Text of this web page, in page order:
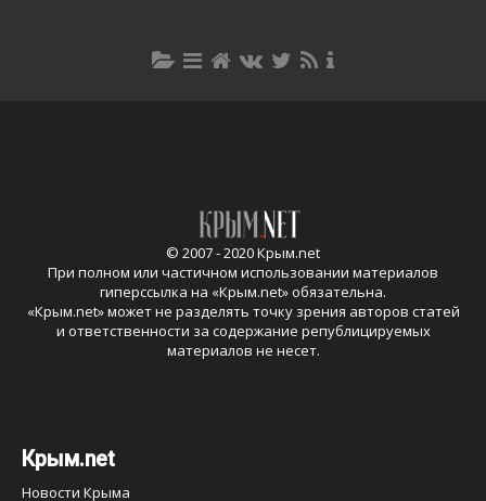
© 2007 - 2020 Крым.net
При полном или частичном использовании материалов
гиперссылка на «Крым.net» обязательна.
«Крым.net» может не разделять точку зрения авторов статей
и ответственности за содержание републицируемых
материалов не несет.
Крым.net
Новости Крыма